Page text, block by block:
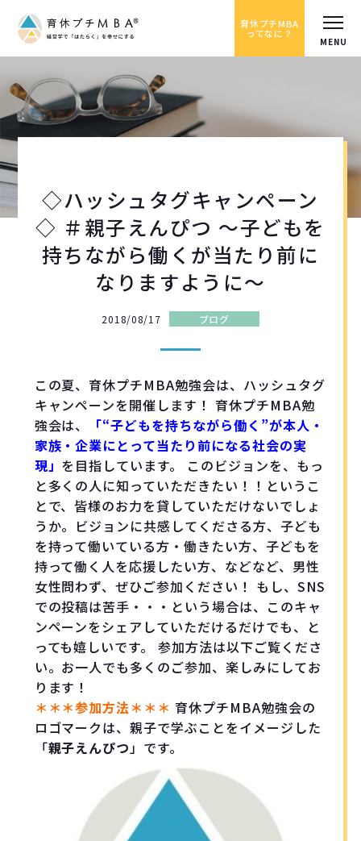
育休プチMBA
ってなに？
◇ハッシュタグキャンペーン
◇ ＃親子えんぴつ ～子どもを
持ちながら働くが当たり前に
なりますように～
2018/08/17 ブログ
この夏、育休プチMBA勉強会は、ハッシュタグ
キャンペーンを開催します！ 育休プチMBA勉
強会は、
「“子どもを持ちながら働く”が本人・
家族・企業にとって当たり前になる社会の実
現」 を目指しています。 このビジョンを、もっ
と多くの人に知っていただきたい！！というこ
とで、皆様のお力を貸していただけないでしょ
うか。ビジョンに共感してくださる方、子ども
を持って働いている方・働きたい方、子どもを
持って働く人を応援したい方、などなど、男性
女性問わず、ぜひご参加ください！ もし、SNS
での投稿は苦手・・・という場合は、このキャ
ンペーンをシェアしていただけるだけでも、と
っても嬉しいです。 参加方法は以下ご覧くださ
い。お一人でも多くのご参加、楽しみにしてお
ります！
＊＊＊参加方法＊＊＊ 育休プチMBA勉強会の
ロゴマークは、親子で学ぶことをイメージした
「親子えんぴつ」です。